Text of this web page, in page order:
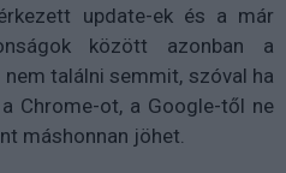
update-ek és a már
között azonban a
találni semmit, szóval ha
Chrome-ot, a Google-től ne
máshonnan jöhet.